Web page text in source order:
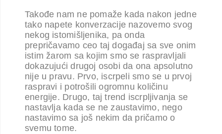
Takođe nam ne pomaže kada nakon jedne
tako napete konverzacije nazovemo svog
nekog istomišljenika, pa onda
prepričavamo ceo taj događaj sa sve onim
istim žarom sa kojim smo se raspravljali
dokazujući drugoj osobi da ona apsolutno
nije u pravu. Prvo, iscrpeli smo se u prvoj
raspravi i potrošili ogromnu količinu
energije. Drugo, taj trend iscrpljivanja se
nastavlja kada se ne zaustavimo, nego
nastavimo sa još nekim da pričamo o
svemu tome.